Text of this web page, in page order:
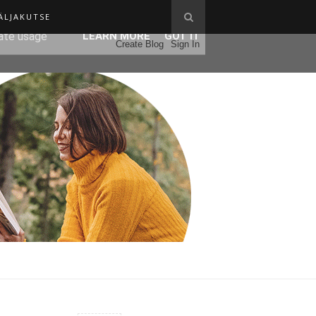
agent
usage
LEARN MORE GOT IT